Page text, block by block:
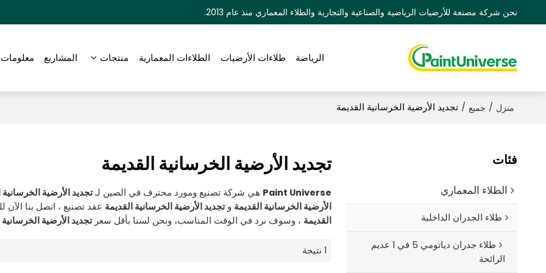
نحن شركة مصنعة للأرضيات الرياضية والصناعية والتجارية والطلاء المعماري منذ عام 2013.
الرياضة طلاءات الأرضيات الطلاءات المعمارية منتجات المشاريع
منزل / جميع / تجديد الأرضية الخرسانية القديمة
تجديد الأرضية الخرسانية القديمة
Paint Universe هي شركة تصنيع ومورد محترف في الصين لـتجديد الأرضية الخرسانية
الأرضية الخرسانية القديمة وتجديد الأرضية الخرسانية القديمة عقد تصنيع ، اتصل بنا
القديمة ، وسوف نرد في الوقت المناسب، ونحن لسنا بأقل سعرتجديد الأرضية الخرسانية
1 نتيجة
فئات
الطلاء المعماري
طلاء الجدران الداخلية
طلاء جدران دياتومي 5 في 1 عديم
الرائحة